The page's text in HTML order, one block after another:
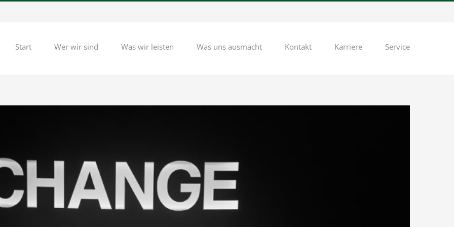
Start Wer wir sind Was wir leisten Was uns ausmacht Kontakt Karriere Service